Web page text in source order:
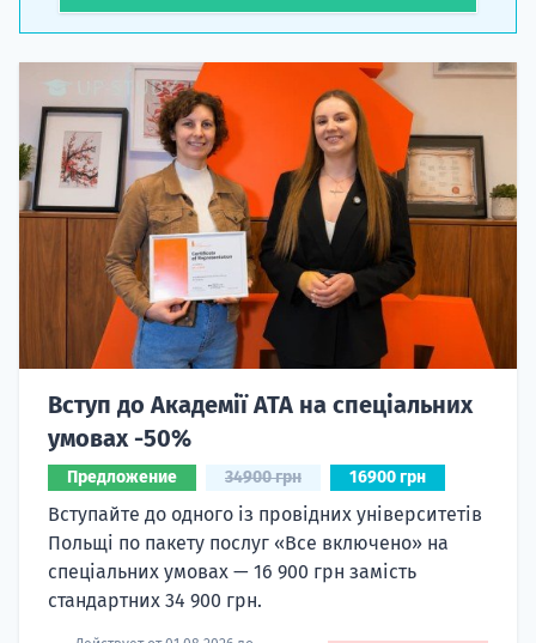
Вступ до Академії ATA на спеціальних
умовах -50%
Предложение 34900 грн 16900 грн
Вступайте до одного із провідних університетів
Польщі по пакету послуг «Все включено» на
спеціальних умовах — 16 900 грн замість
стандартних 34 900 грн.